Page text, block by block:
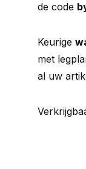
de code
Keurige
met
al uw